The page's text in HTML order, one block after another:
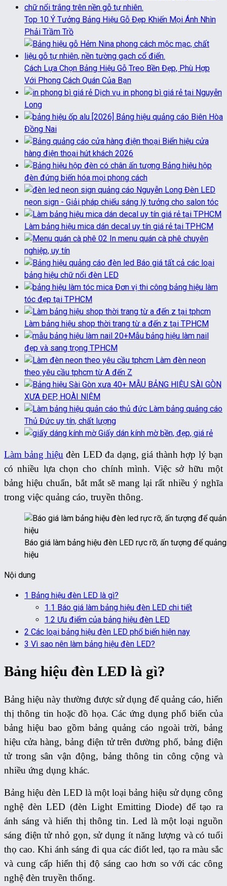
Top 10 Ý Tưởng Bảng Hiệu Gỗ Đẹp Khiến Mọi Ánh Nhìn
Phải Trầm Trồ
Cách Lựa Chọn Bảng Hiệu Gỗ Treo Bền Đẹp, Phù Hợp
Với Phong Cách Quán Của Bạn
Dịch vụ in phong bì giá rẻ tại Nguyễn
Long
[2026] Bảng hiệu quảng cáo Biên Hòa
Đồng Nai
Biển hiệu cửa
hàng điện thoại hút khách 2026
Bảng hiệu hộp
đèn đứng biến hóa mọi phong cách
Đèn LED
neon sign - Giải pháp chiếu sáng lý tưởng cho salon tóc
Làm bảng hiệu mica dán decal uy tín giá rẻ tại TPHCM
In menu quán cà phê chuyên
nghiệp, uy tín
Báo giá tất cả các loại
bảng hiệu chữ nổi đèn LED
Đơn vị thi công bảng hiệu làm
tóc đẹp tại TPHCM
Làm bảng hiệu shop thời trang từ a đến z tại TPHCM
20+Mẫu bảng hiệu làm nail
đẹp và sang trọng TPHCM
Làm đèn neon
theo yêu cầu tphcm từ A đến Z
40+ MẪU BẢNG HIỆU SÀI GÒN
XƯA ĐẸP, HOÀI NIỆM
Làm bảng quảng cáo
Thủ Đức uy tín, chất lượng
Giấy dán kính mờ bền, đẹp, giá rẻ
Làm bảng hiệu đèn LED đa dạng, giá thành hợp lý bạn
có nhiều lựa chọn cho chính mình. Việc sở hữu một
bảng hiệu chuẩn, bắt mắt sẽ mang lại rất nhiều ý nghĩa
trong việc quảng cáo, truyền thông.
Báo giá làm bảng hiệu đèn LED rực rỡ, ấn tượng để
hiệu
Nội dung
1 Bảng hiệu đèn LED là gì?
1.1 Báo giá làm bảng hiệu đèn LED chi tiết
1.2 Ưu điểm của bảng hiệu đèn LED
2 Các loại bảng hiệu đèn LED phổ biến hiện nay
3 Vì sao nên làm bảng hiệu đèn LED?
Bảng hiệu đèn LED là gì?
Bảng hiệu này thường được sử dụng để quảng cáo, hiển
thị thông tin hoặc đồ họa. Các ứng dụng phổ biến của
bảng hiệu bao gồm bảng quảng cáo ngoài trời, bảng
hiệu cửa hàng, bảng điện tử trên đường phố, bảng điện
tử trong sân vận động, bảng thông tin công cộng và
nhiều ứng dụng khác.
Bảng hiệu đèn LED là một loại bảng hiệu sử dụng công
nghệ đèn LED (đèn Light Emitting Diode) để tạo ra
ánh sáng và hiển thị thông tin. Led là một loại nguồn
sáng điện tử nhỏ gọn, sử dụng ít năng lượng và có tuổi
thọ cao. Khi ánh sáng đi qua các điốt led, tạo ra màu sắc
và cung cấp hiển thị độ sáng cao hơn so với các công
nghệ đèn truyền thống.